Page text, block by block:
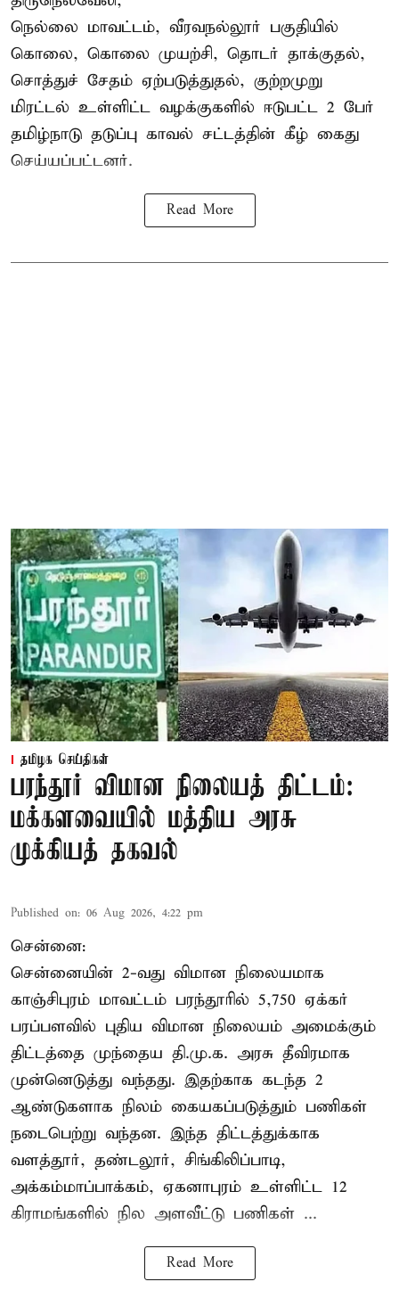
நெல்லை மாவட்டம், வீரவநல்லூர் பகுதியில்
கொலை, கொலை முயற்சி, தொடர் தாக்குதல்,
சொத்துச் சேதம் ஏற்படுத்துதல், குற்றமுறு
மிரட்டல் உள்ளிட்ட வழக்குகளில் ஈடுபட்ட 2 பேர்
தமிழ்நாடு தடுப்பு காவல் சட்டத்தின் கீழ் கைது
செய்யப்பட்டனர்.
Read More
தமிழக செய்திகள்
பரந்தூர் விமான நிலையத் திட்டம்:
மக்களவையில் மத்திய அரசு
முக்கியத் தகவல்
Published on: 06 Aug 2026, 4:22 pm
சென்னை:
சென்னையின் 2-வது விமான நிலையமாக
காஞ்சிபுரம் மாவட்டம் பரந்தூரில் 5,750 ஏக்கர்
பரப்பளவில் புதிய விமான நிலையம் அமைக்கும்
திட்டத்தை முந்தைய தி.மு.க. அரசு தீவிரமாக
முன்னெடுத்து வந்தது. இதற்காக கடந்த 2
ஆண்டுகளாக நிலம் கையகப்படுத்தும் பணிகள்
நடைபெற்று வந்தன. இந்த திட்டத்துக்காக
வளத்தூர், தண்டலூர், சிங்கிலிப்பாடி,
அக்கம்மாப்பாக்கம், ஏகனாபுரம் உள்ளிட்ட 12
கிராமங்களில் நில அளவீட்டு பணிகள் ...
Read More